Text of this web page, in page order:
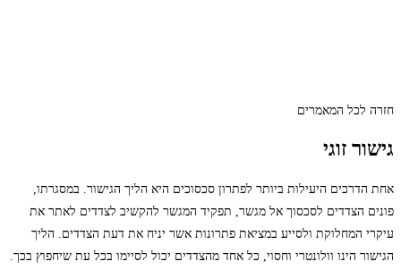
חזרה לכל המאמרים
גישור זוגי
אחת הדרכים היעילות ביותר לפתרון סכסוכים היא הליך הגישור. במסגרתו,
פונים הצדדים לסכסוך אל מגשר, תפקיד המגשר להקשיב לצדדים לאתר את
עיקרי המחלוקת ולסייע במציאת פתרונות אשר יניח את דעת הצדדים. הליך
הגישור הינו וולונטרי וחסוי, כל אחד מהצדדים יכול לסיימו בכל עת שיחפוץ בכך.